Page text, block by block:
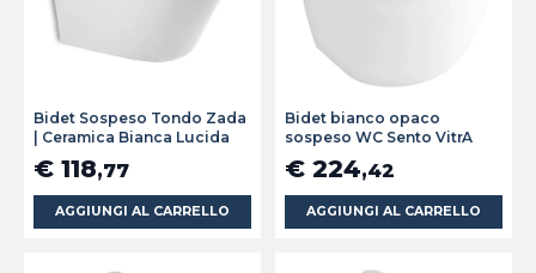
Bidet Sospeso Tondo Zada
| Ceramica Bianca Lucida
€ 118,77
AGGIUNGI AL CARRELLO
Bidet bianco opaco
sospeso WC Sento VitrA
€ 224,42
AGGIUNGI AL CARRELLO